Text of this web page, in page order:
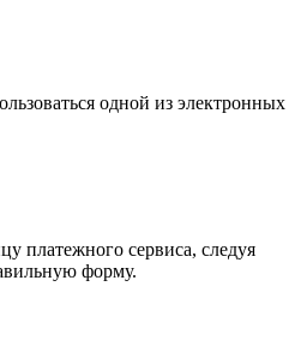
одной из электронных
платежного сервиса, следуя
форму.